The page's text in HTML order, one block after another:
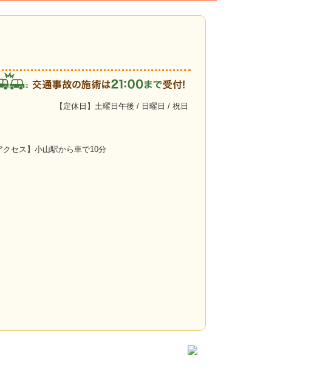
【定休日】土曜日午後 / 日曜日 / 祝日
セス】小山駅から車で10分